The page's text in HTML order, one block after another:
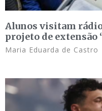
Alunos visitam
projeto de extensão
Maria Eduarda de Castro